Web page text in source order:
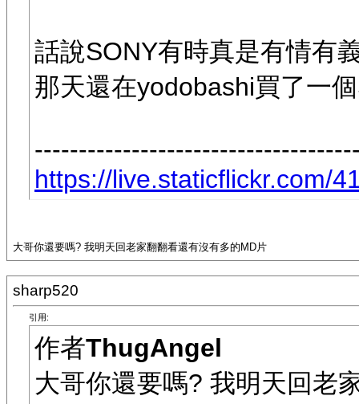
話說SONY有時真是有情有
那天還在yodobashi買了一
https://live.staticflickr.com/
大哥你還要嗎? 我明天回老家翻翻看還有沒有多的MD片
sharp520
引用:
作者ThugAngel
大哥你還要嗎? 我明天回老